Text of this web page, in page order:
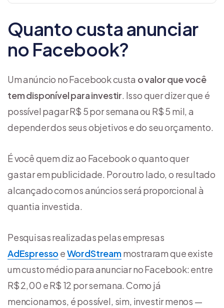
Quanto custa anunciar
no Facebook?
Um anúncio no Facebook custa o valor que você
tem disponível para investir. Isso quer dizer que é
possível pagar R$ 5 por semana ou R$ 5 mil, a
depender dos seus objetivos e do seu orçamento.
É você quem diz ao Facebook o quanto quer
gastar em publicidade. Por outro lado, o resultado
alcançado com os anúncios será proporcional à
quantia investida.
Pesquisas realizadas pelas empresas
AdEspresso eWordStreammostraram que existe
um custo médio para anunciar no Facebook: entre
R$ 2,00 e R$ 12 por semana. Como já
mencionamos, é possível, sim, investir menos —